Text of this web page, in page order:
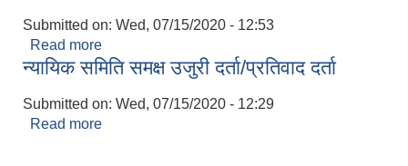
Submitted on: Wed, 07/15/2020 - 12:53
Read more
न्यायिक समिति समक्ष उजुरी दर्ता/प्रतिवाद दर्ता
Submitted on: Wed, 07/15/2020 - 12:29
Read more